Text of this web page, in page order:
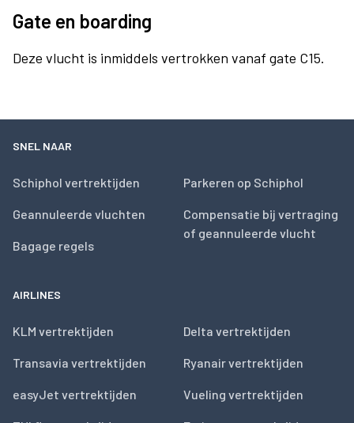
Gate en boarding
Deze vlucht is inmiddels vertrokken vanaf gate C15.
SNEL NAAR
Schiphol vertrektijden
Geannuleerde vluchten
Bagage regels
Parkeren op Schiphol
Compensatie bij vertraging
of geannuleerde vlucht
AIRLINES
KLM vertrektijden
Transavia vertrektijden
easyJet vertrektijden
Delta vertrektijden
Ryanair vertrektijden
Vueling vertrektijden